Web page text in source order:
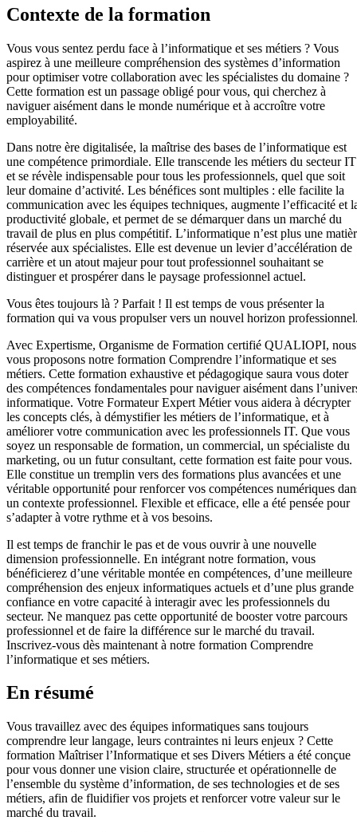
Contexte de la formation
Vous vous sentez perdu face à l’informatique et ses métiers ? Vous
aspirez à une meilleure compréhension des systèmes d’information
pour optimiser votre collaboration avec les spécialistes du domaine ?
Cette formation est un passage obligé pour vous, qui cherchez à
naviguer aisément dans le monde numérique et à accroître votre
employabilité.
Dans notre ère digitalisée, la maîtrise des bases de l’informatique est
une compétence primordiale. Elle transcende les métiers du secteur IT
et se révèle indispensable pour tous les professionnels, quel que soit
leur domaine d’activité. Les bénéfices sont multiples : elle facilite la
communication avec les équipes techniques, augmente l’efficacité et
productivité globale, et permet de se démarquer dans un marché du
travail de plus en plus compétitif. L’informatique n’est plus une
réservée aux spécialistes. Elle est devenue un levier d’accélération de
carrière et un atout majeur pour tout professionnel souhaitant se
distinguer et prospérer dans le paysage professionnel actuel.
Vous êtes toujours là ? Parfait ! Il est temps de vous présenter la
formation qui va vous propulser vers un nouvel horizon
Avec Expertisme, Organisme de Formation certifié QUALIOPI, nous
vous proposons notre formation Comprendre l’informatique et ses
métiers. Cette formation exhaustive et pédagogique saura vous doter
des compétences fondamentales pour naviguer aisément dans
informatique. Votre Formateur Expert Métier vous aidera à décrypter
les concepts clés, à démystifier les métiers de l’informatique, et à
améliorer votre communication avec les professionnels IT. Que vous
soyez un responsable de formation, un commercial, un spécialiste du
marketing, ou un futur consultant, cette formation est faite pour vous.
Elle constitue un tremplin vers des formations plus avancées et une
véritable opportunité pour renforcer vos compétences numériques
un contexte professionnel. Flexible et efficace, elle a été pensée pour
s’adapter à votre rythme et à vos besoins.
Il est temps de franchir le pas et de vous ouvrir à une nouvelle
dimension professionnelle. En intégrant notre formation, vous
bénéficierez d’une véritable montée en compétences, d’une meilleure
compréhension des enjeux informatiques actuels et d’une plus grande
confiance en votre capacité à interagir avec les professionnels du
secteur. Ne manquez pas cette opportunité de booster votre parcours
professionnel et de faire la différence sur le marché du travail.
Inscrivez-vous dès maintenant à notre formation Comprendre
l’informatique et ses métiers.
En résumé
Vous travaillez avec des équipes informatiques sans toujours
comprendre leur langage, leurs contraintes ni leurs enjeux ? Cette
formation Maîtriser l’Informatique et ses Divers Métiers a été conçue
pour vous donner une vision claire, structurée et opérationnelle de
l’ensemble du système d’information, de ses technologies et de ses
métiers, afin de fluidifier vos projets et renforcer votre valeur sur le
marché du travail.